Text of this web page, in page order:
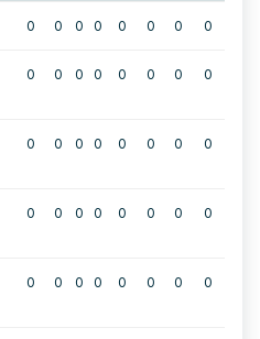
0 0 0 0 0 0 0 0
0 0 0 0 0 0 0 0
0 0 0 0 0 0 0 0
0 0 0 0 0 0 0 0
0 0 0 0 0 0 0 0